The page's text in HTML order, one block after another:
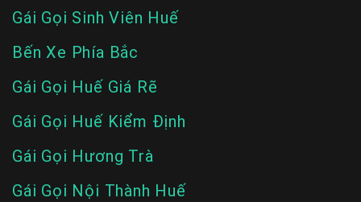
Gái Gọi Sinh Viên Huế
Bến Xe Phía Bắc
Gái Gọi Huế Giá Rẽ
Gái Gọi Huế Kiểm Định
Gái Gọi Hương Trà
Gái Gọi Nội Thành Huế